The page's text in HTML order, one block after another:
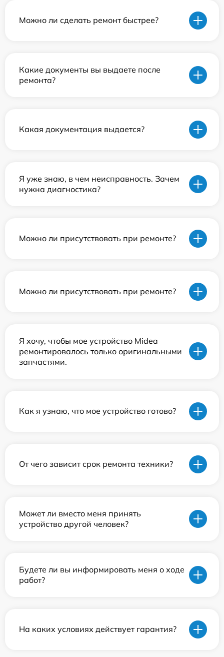
Можно ли сделать ремонт быстрее?
Какие документы вы выдаете после
ремонта?
Какая документация выдается?
Я уже знаю, в чем неисправность. Зачем
нужна диагностика?
Можно ли присутствовать при ремонте?
Можно ли присутствовать при ремонте?
Я хочу, чтобы мое устройство Midea
ремонтировалось только оригинальными
запчастями.
Как я узнаю, что мое устройство готово?
От чего зависит срок ремонта техники?
Может ли вместо меня принять
устройство другой человек?
Будете ли вы информировать меня о ходе
работ?
На каких условиях действует гарантия?